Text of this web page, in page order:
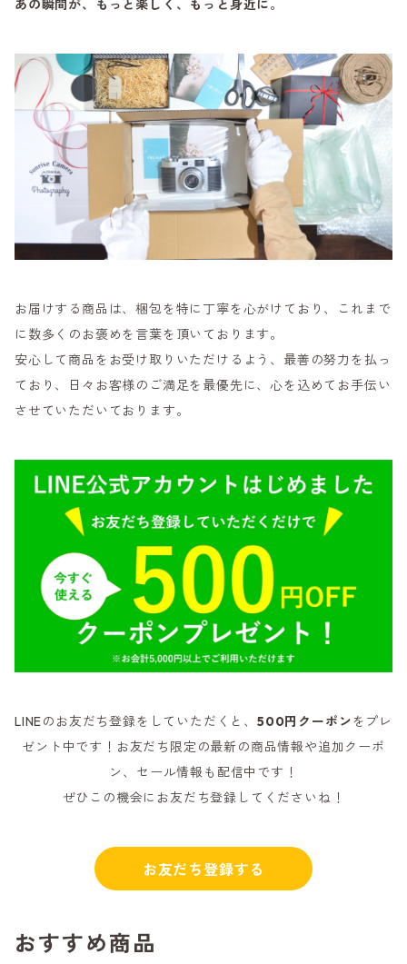
あの瞬間が、もっと楽しく、もっと身近に。
お届けする商品は、梱包を特に丁寧を心がけており、これまで
に数多くのお褒めを言葉を頂いております。
安心して商品をお受け取りいただけるよう、最善の努力を払っ
ており、日々お客様のご満足を最優先に、心を込めてお手伝い
させていただいております。
LINEのお友だち登録をしていただくと、500円クーポンをプレ
ゼント中です！お友だち限定の最新の商品情報や追加クーポ
ン、セール情報も配信中です！
ぜひこの機会にお友だち登録してくださいね！
お友だち登録する
おすすめ商品